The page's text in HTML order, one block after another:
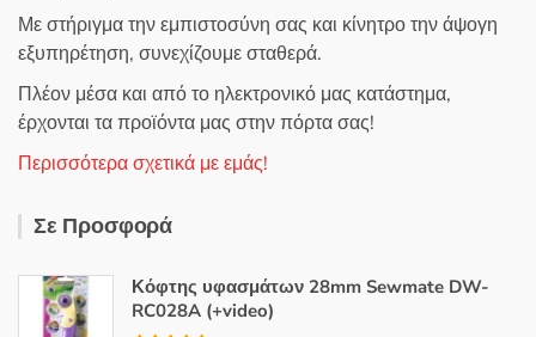
Με στήριγμα την εμπιστοσύνη σας και κίνητρο την άψογη
εξυπηρέτηση, συνεχίζουμε σταθερά.
Πλέον μέσα και από το ηλεκτρονικό μας κατάστημα,
έρχονται τα προϊόντα μας στην πόρτα σας!
Περισσότερα σχετικά με εμάς!
Σε Προσφορά
Κόφτης υφασμάτων 28mm Sewmate DW-
RC028A (+video)